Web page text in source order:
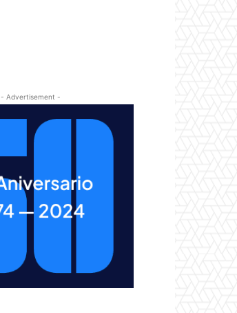
- Advertisement -